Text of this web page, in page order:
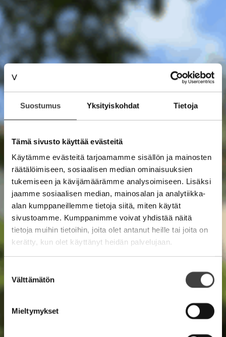
Suostumus Yksityiskohdat Tietoja
Tämä sivusto käyttää evästeitä
Käytämme evästeitä tarjoamamme sisällön ja mainosten
räätälöimiseen, sosiaalisen median ominaisuuksien
tukemiseen ja kävijämäärämme analysoimiseen. Lisäksi
jaamme sosiaalisen median, mainosalan ja analytiikka-
alan kumppaneillemme tietoja siitä, miten käytät
sivustoamme. Kumppanimme voivat yhdistää näitä
tietoja muihin tietoihin, joita olet antanut heille tai joita on
kerätty, kun olet käyttänyt heidän palvelujaan.
valinta
Välttämätön
Mieltymykset